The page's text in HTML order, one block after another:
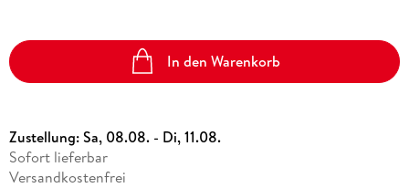
In den Warenkorb
Zustellung:Sa, 08.08. - Di, 11.08.
Sofort lieferbar
Versandkostenfrei